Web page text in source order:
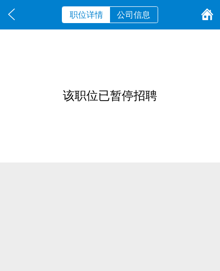
职位详情 公司信息
该职位已暂停招聘